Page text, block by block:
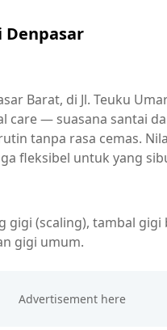
Barat, di Jl. Teuku
— suasana santai
tanpa rasa cemas.
fleksibel untuk yang
gigi (scaling), tambal
gigi umum.